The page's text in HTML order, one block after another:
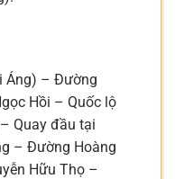
Áng) – Đường
Hồi – Quốc lộ
Quay đầu tại
– Đường Hoàng
Hữu Thọ –